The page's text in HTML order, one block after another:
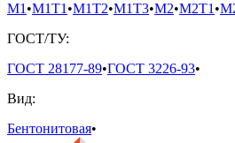
М1 •М1Т1 •М1Т2•М1Т3•М2•М2Т1 •
ГОСТ/ТУ:
ГОСТ 28177-89•ГОСТ 3226-93•
Вид:
Бентонитовая•